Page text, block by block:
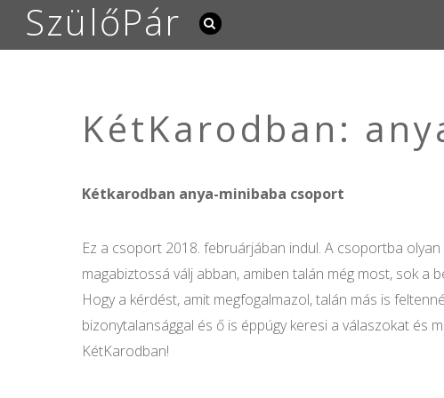
SzülőPár
KétKarodban:
Kétkarodban anya-minibaba csoport
Ez a csoport 2018. februárjában indul. A csoportba
magabiztossá válj abban, amiben talán még most, sok a
Hogy a kérdést, amit megfogalmazol, talán más is
bizonytalansággal és ő is éppúgy keresi a válaszokat és
KétKarodban!